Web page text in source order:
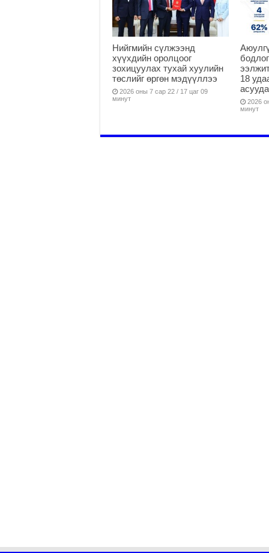
Нийгмийн сүлжээнд
хүүхдийн оролцоог
зохицуулах тухай хуулийн
төслийг өргөн мэдүүллээ
2026 оны 7 сар 22 / 17 цаг 09
минут
18
2026
минут